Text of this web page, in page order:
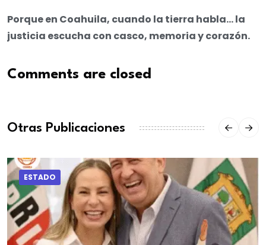
Porque en Coahuila, cuando la tierra habla… la
justicia escucha con casco, memoria y corazón.
Comments are closed
Otras Publicaciones
ESTADO